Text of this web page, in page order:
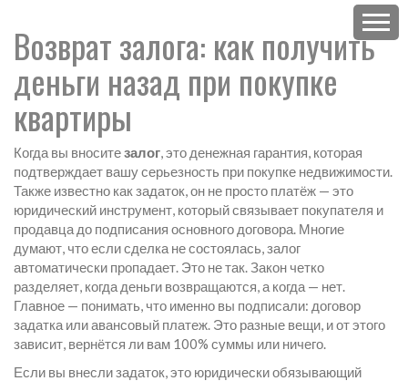
Возврат залога: как получить
деньги назад при покупке
квартиры
Когда вы вноситезалог,это денежная гарантия, которая
подтверждает вашу серьезность при покупке недвижимости.
Также известно какзадаток, он не просто платёж — это
юридический инструмент, который связывает покупателя и
продавца до подписания основного договора. Многие
думают, что если сделка не состоялась, залог
автоматически пропадает. Это не так. Закон четко
разделяет, когда деньги возвращаются, а когда — нет.
Главное — понимать, что именно вы подписали: договор
задатка или авансовый платеж. Это разные вещи, и от этого
зависит, вернётся ли вам 100% суммы или ничего.
Если вы внеслизадаток,это юридически обязывающий